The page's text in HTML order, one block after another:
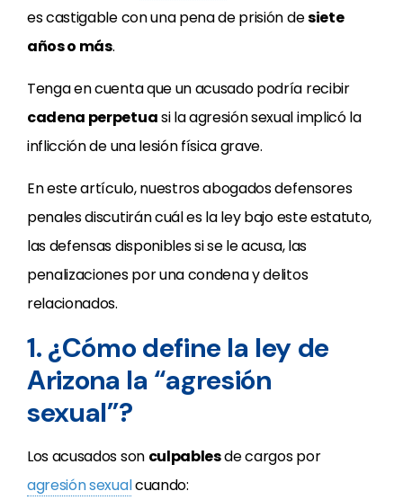
es castigable con una pena de prisión desiete
años o más.
Tenga en cuenta que un acusado podría recibir
cadena perpetuasi la agresión sexual implicó la
inflicción de una lesión física grave.
En este artículo, nuestros abogados defensores
penales discutirán cuál es la ley bajo este estatuto,
las defensas disponibles si se le acusa, las
penalizaciones por una condena y delitos
relacionados.
1. ¿Cómo define la ley de
Arizona la “agresión
sexual”?
Los acusados son culpablesde cargos por
agresión sexualcuando: